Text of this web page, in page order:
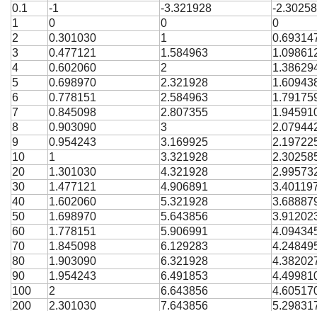
0.1
-1 -3.321928
-
1
0 0
0
2
0.301030 1
3
0.477121 1.584963
4
0.602060 2
5
0.698970 2.321928
6
0.778151 2.584963
7
0.845098 2.807355
8
0.903090 3
9
0.954243 3.169925
10
1 3.321928
20
1.301030 4.321928
30
1.477121 4.906891
40
1.602060 5.321928
50
1.698970 5.643856
60
1.778151 5.906991
70
1.845098 6.129283
80
1.903090 6.321928
90
1.954243 6.491853
100
2 6.643856
200
2.301030 7.643856